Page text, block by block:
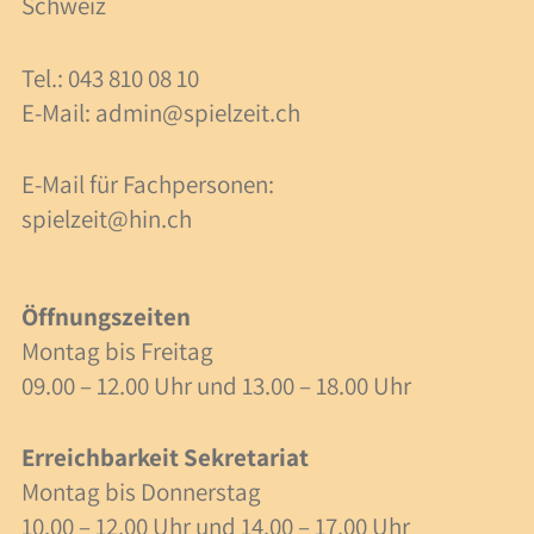
Stellenangebote
Anlässe
Veranstaltungen
Veranstaltungen
Fachbeiträge
Lesezeit
Tel.: 043 810 08 10
E-Mail: admin@spielzeit.ch
E-Mail für Fachpersonen:
spielzeit@hin.ch
Öffnungszeiten
Montag bis Freitag
09.00 – 12.00 Uhr und 13.00 – 18.00 Uhr
Erreichbarkeit Sekretariat
Montag bis Donnerstag
10.00 – 12.00 Uhr und 14.00 – 17.00 Uhr